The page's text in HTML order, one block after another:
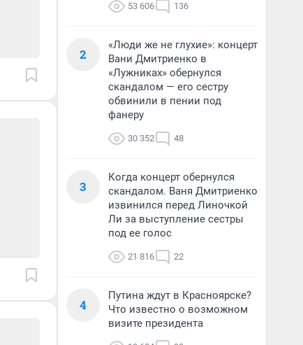
53 606 136
2
«Люди же не глухие»: концерт
Вани Дмитриенко в
«Лужниках» обернулся
скандалом — его сестру
обвинили в пении под
фанеру
30 352 48
3
Когда концерт обернулся
скандалом. Ваня Дмитриенко
извинился перед Линочкой
Ли за выступление сестры
под ее голос
21 816 22
4
Путина ждут в Красноярске?
Что известно о возможном
визите президента